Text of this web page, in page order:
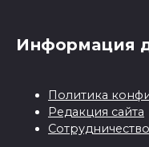
Информация
Политика
Редакция сайта